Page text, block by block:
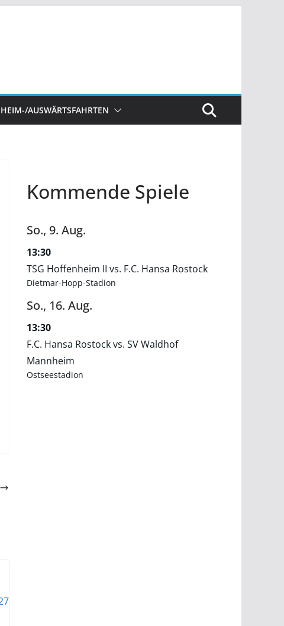
HEIM-/AUSWÄRTSFAHRTEN
Kommende Spiele
So., 9. Aug.
13:30
TSG Hoffenheim II vs. F.C. Hansa Rostock
Dietmar-Hopp-Stadion
So., 16. Aug.
13:30
F.C. Hansa Rostock vs. SV Waldhof
Mannheim
Ostseestadion